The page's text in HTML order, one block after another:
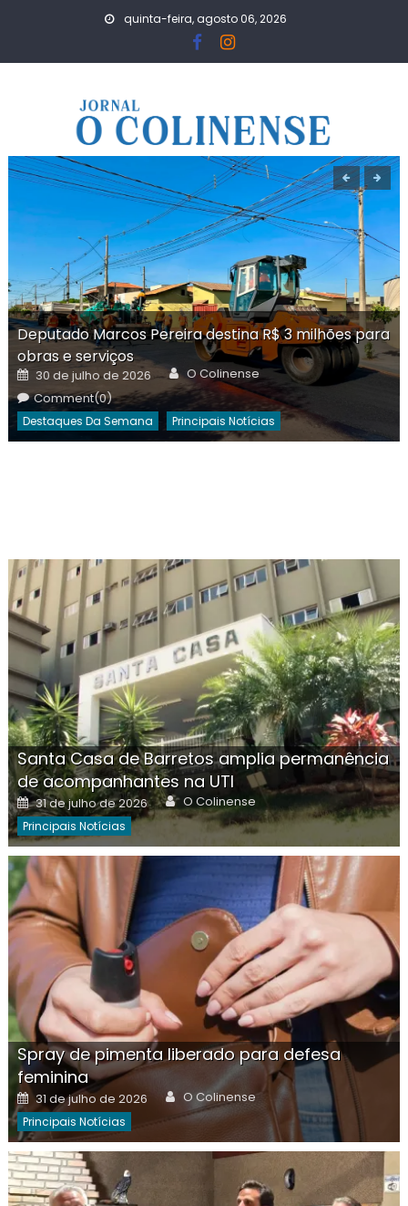
quinta-feira, agosto 06, 2026
Deputado Marcos Pereira destina R$ 3 milhões para
obras e serviços
Posted
on
30 de julho de 2026 Author
O Colinense
Comment(0)
Destaques Da Semana Principais Notícias
Santa Casa de Barretos amplia permanência
de acompanhantes na UTI
Posted
on
31 de julho de 2026 Author
O Colinense
Principais Notícias
Spray de pimenta liberado para defesa
feminina
Posted
on
31 de julho de 2026 Author
O Colinense
Principais Notícias